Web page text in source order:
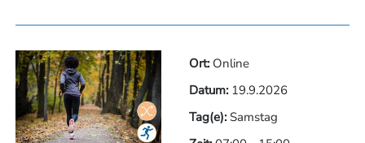
Ort: Online
Datum: 19.9.2026
Tag(e): Samstag